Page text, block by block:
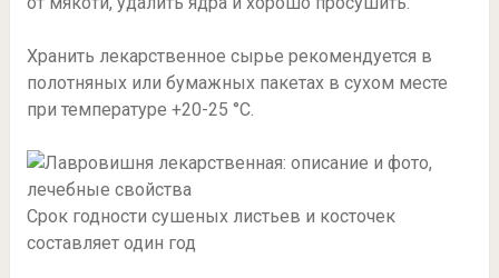
Хранить лекарственное сырье рекомендуется в
полотняных или бумажных пакетах в сухом месте
при температуре +20-25 °С.
Срок годности сушеных листьев и косточек
составляет один год